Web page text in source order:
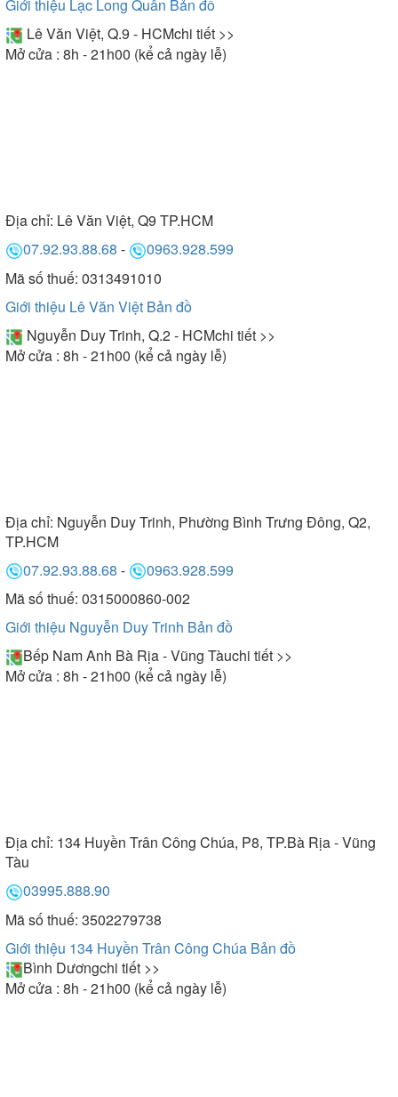
Giới thiệu Lạc Long Quân Bản đồ
Lê Văn Việt, Q.9 - HCMchi tiết >>
Mở cửa : 8h - 21h00 (kể cả ngày lễ)
Địa chỉ: Lê Văn Việt, Q9 TP.HCM
07.92.93.88.68 -
0963.928.599
Mã số thuế: 0313491010
Giới thiệu Lê Văn Việt Bản đồ
Nguyễn Duy Trinh, Q.2 - HCMchi tiết >>
Mở cửa : 8h - 21h00 (kể cả ngày lễ)
Địa chỉ: Nguyễn Duy Trinh, Phường Bình Trưng Đông, Q2,
TP.HCM
07.92.93.88.68 -
0963.928.599
Mã số thuế: 0315000860-002
Giới thiệu Nguyễn Duy Trinh Bản đồ
Bếp Nam Anh Bà Rịa - Vũng Tàuchi tiết >>
Mở cửa : 8h - 21h00 (kể cả ngày lễ)
Địa chỉ: 134 Huyền Trân Công Chúa, P8, TP.Bà Rịa - Vũng
Tàu
03995.888.90
Mã số thuế: 3502279738
Giới thiệu 134 Huyền Trân Công Chúa Bản đồ
Bình Dươngchi tiết >>
Mở cửa : 8h - 21h00 (kể cả ngày lễ)